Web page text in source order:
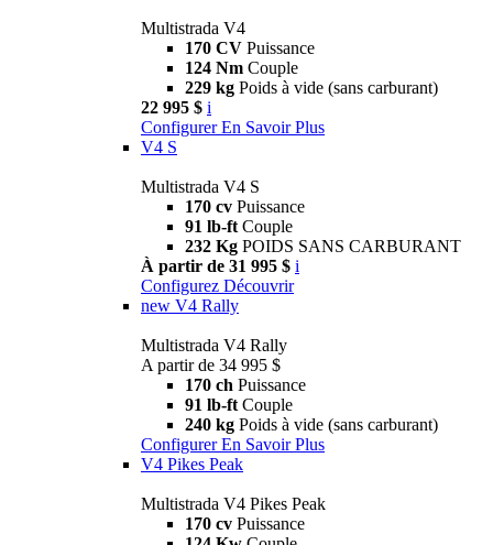
Multistrada V4
170 CV Puissance
124 Nm Couple
229 kg Poids à vide (sans carburant)
22 995 $ i
Configurer En Savoir Plus
V4 S
Multistrada V4 S
170 cv Puissance
91 lb-ft Couple
232 Kg POIDS SANS CARBURANT
À partir de 31 995 $ i
Configurez Découvrir
new V4 Rally
Multistrada V4 Rally
A partir de 34 995 $
170 ch Puissance
91 lb-ft Couple
240 kg Poids à vide (sans carburant)
Configurer En Savoir Plus
V4 Pikes Peak
Multistrada V4 Pikes Peak
170 cv Puissance